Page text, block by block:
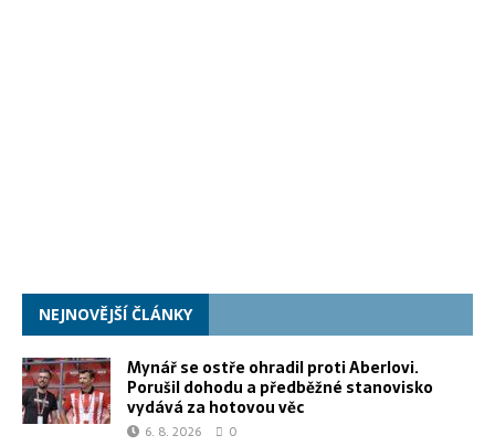
NEJNOVĚJŠÍ ČLÁNKY
Mynář se ostře ohradil proti Aberlovi.
Porušil dohodu a předběžné stanovisko
vydává za hotovou věc
6. 8. 2026 0